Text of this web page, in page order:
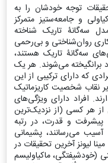
توجه خودشان را به
و جامعه‌ستیز متمرکز
سه‌گانۀ تاریک شناخته
روان‌شناختی و بی‌رحمی
سه‌گانۀ تاریک هستند،
برانگیخته می‌شوند. هر یک
که دارای ترکیبی از این
نقاب شخصیت کاریزماتیک
افراد دارای ویژگی‌های
از هر کسی (از نزدیک‌ترین
پیشرفت و قدرت، در رتبه
آسیب می‌رسانند، پشیمانی
لیونز آخرین تحقیقات در
ماکیاولیسم